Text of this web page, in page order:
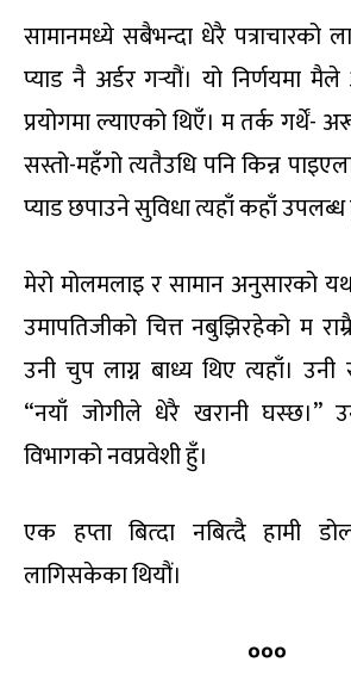
सामानमध्ये सबैभन्दा धेरै
प्याड नै अर्डर गर्‍यौं। यो निर्णयमा
प्रयोगमा ल्याएको थिएँ। म तर्क गर्थें-
सस्तो-महँगो त्यतैउधि पनि किन्न
प्याड छपाउने सुविधा त्यहाँ कहाँ
मेरो मोलमलाइ र सामान अनुसारको
उमापतिजीको चित्त नबुझिरहेको म
उनी चुप लाग्न बाध्य थिए त्यहाँ। उनी
“नयाँ जोगीले धेरै खरानी घस्छ।”
विभागको नवप्रवेशी हुँ।
एक हप्ता बित्दा नबित्दै हामी
लागिसकेका थियौं।
०००